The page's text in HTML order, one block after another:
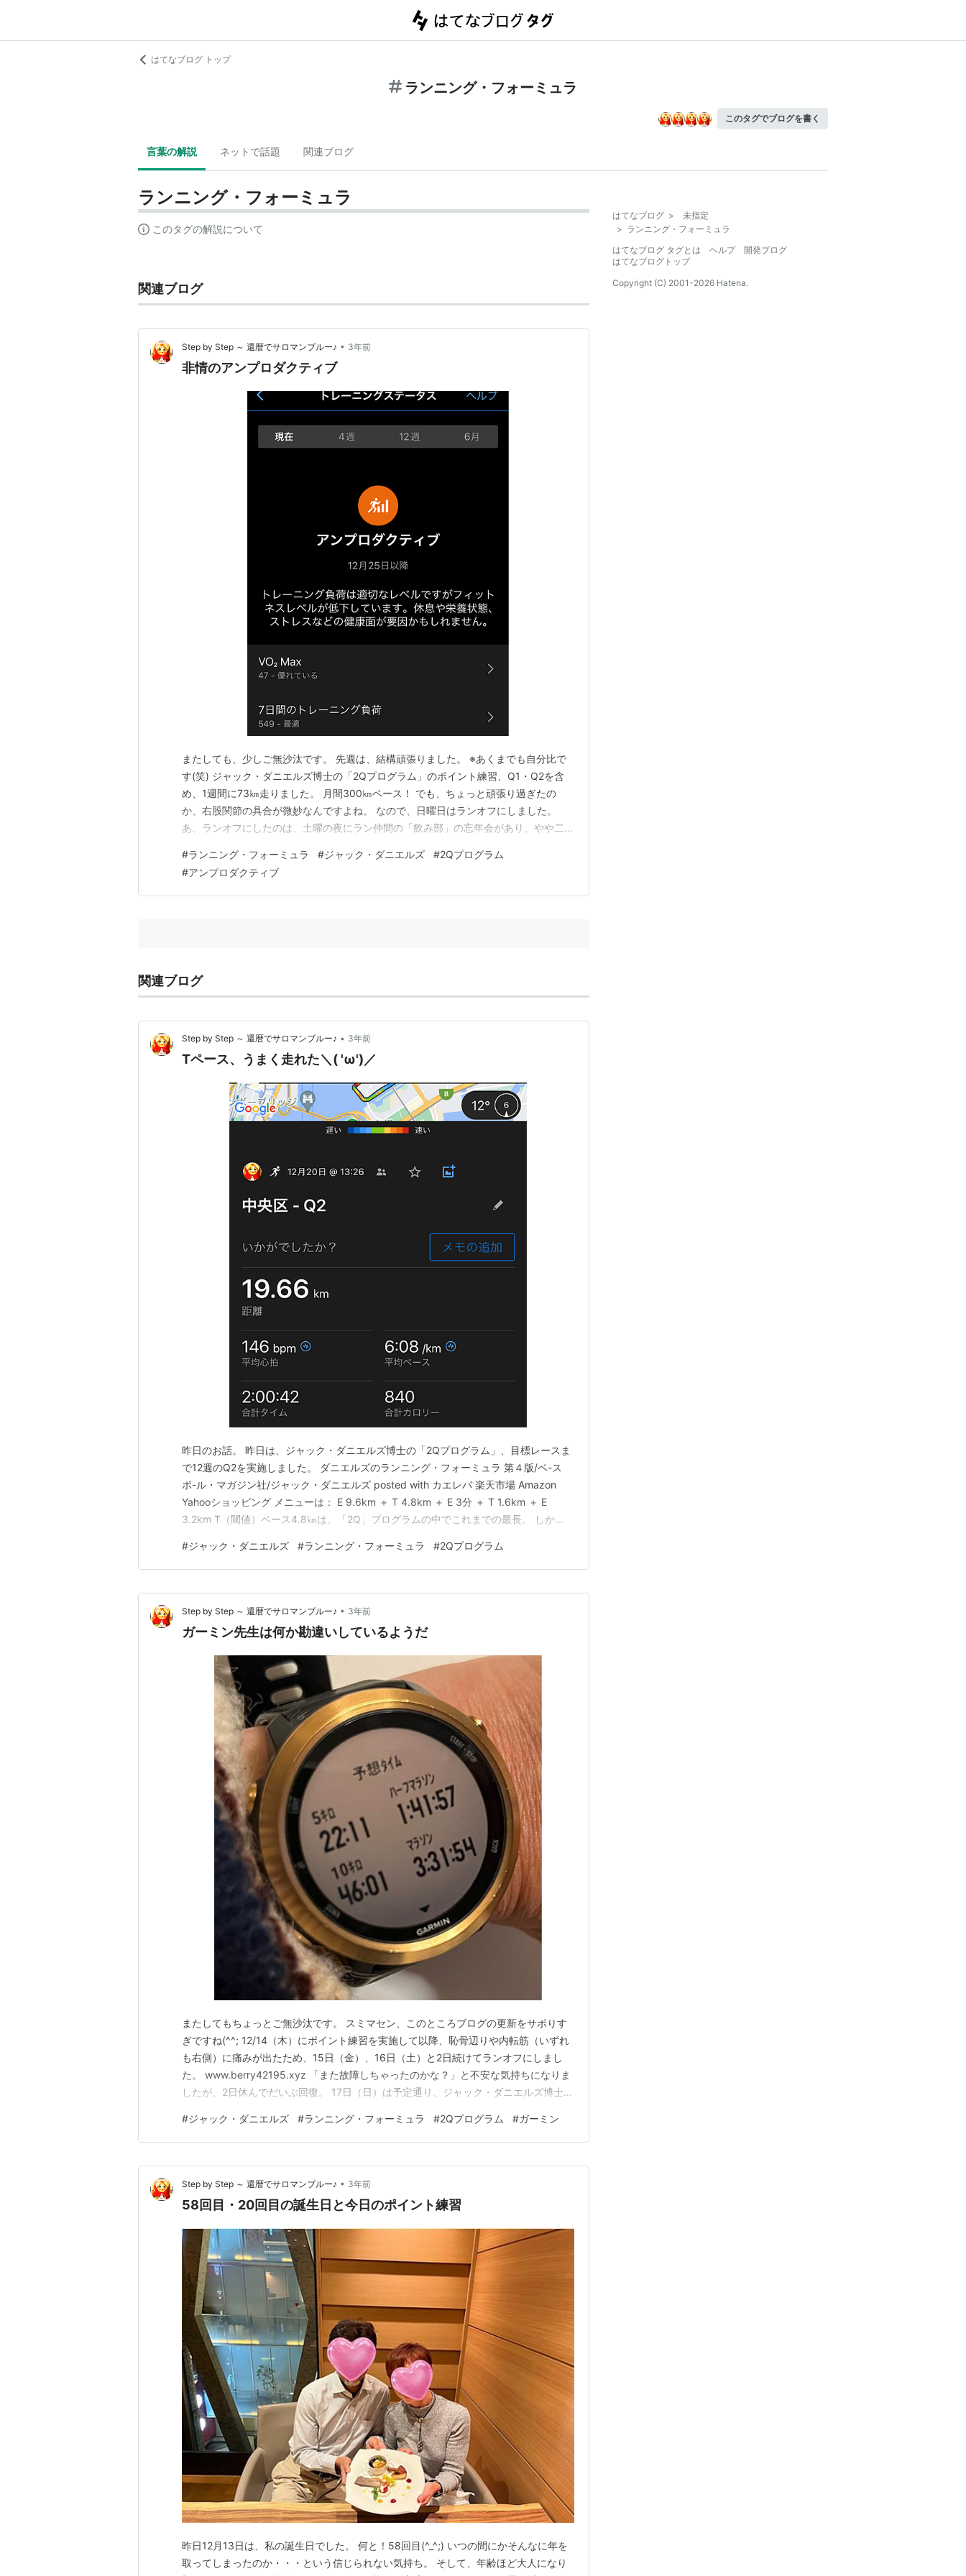
はてなブログ トップ
ランニング・フォーミュラ
このタグでブログを書く
言葉の解説 ネットで話題 関連ブログ
ランニング・フォーミュラ
このタグの解説について
関連ブログ
Step by Step ～ 還暦でサロマンブルー♪ • 3年前
非情のアンプロダクティブ
またしても、少しご無沙汰です。 先週は、結構頑張りました。 ※あくまでも自分比で
す(笑) ジャック・ダニエルズ博士の「2Qプログラム」のポイント練習、Q1・Q2を含
め、1週間に73㎞走りました。 月間300㎞ペース！ でも、ちょっと頑張り過ぎたの
か、右股関節の具合が微妙なんですよね。 なので、日曜日はランオフにしました。
あ、ランオフにしたのは、土曜の夜にラン仲間の「飲み部」の忘年会があり、やや二日
で、昨日は目標レースまで11週のQ1を実施しました。 ダニエルズのランニング・フォ
ーミュラ 第４版/ベ-スボ-ル・…
#ランニング・フォーミュラ #ジャック・ダニエルズ #2Qプログラム
#アンプロダクティブ
関連ブログ
Step by Step ～ 還暦でサロマンブルー♪ • 3年前
Tペース、うまく走れた＼( 'ω')／
昨日のお話。 昨日は、ジャック・ダニエルズ博士の「2Qプログラム」、目標レースま
で12週のQ2を実施しました。 ダニエルズのランニング・フォーミュラ 第４版/ベ-ス
ボ-ル・マガジン社/ジャック・ダニエルズ posted with カエレバ 楽天市場 Amazon
Yahooショッピング メニューは： E 9.6km ＋ T 4.8km ＋ E 3分 ＋ T 1.6km ＋ E
3.2km T（閾値）ペース4.8㎞は、「2Q」プログラムの中でこれまでの最長。 しか
博士によれば： Qトレーニングのうち、太文字で示した部分…
#ジャック・ダニエルズ #ランニング・フォーミュラ #2Qプログラム
Step by Step ～ 還暦でサロマンブルー♪ • 3年前
ガーミン先生は何か勘違いしているようだ
またしてもちょっとご無沙汰です。 スミマセン、このところブログの更新をサボりす
ぎですね(^^; 12/14（木）にポイント練習を実施して以降、恥骨辺りや内転筋（いずれ
も右側）に痛みが出たため、15日（金）、16日（土）と2日続けてランオフにしまし
た。 www.berry42195.xyz 「また故障しちゃったのかな？」と不安な気持ちになりま
したが、2日休んでだいぶ回復。 17日（日）は予定通り、ジャック・ダニエルズ博士の
フォーミュラ 第４版/ベ-スボ-ル・マガジン社/ジャック・ダニエルズ posted with…
#ジャック・ダニエルズ #ランニング・フォーミュラ #2Qプログラム #ガーミン
Step by Step ～ 還暦でサロマンブルー♪ • 3年前
58回目・20回目の誕生日と今日のポイント練習
昨日12月13日は、私の誕生日でした。 何と！58回目(^_^;) いつの間にかそんなに年を
取ってしまったのか・・・という信じられない気持ち。 そして、年齢ほど大人になり
はてなブログ >
未指定
> ランニング・フォーミュラ
はてなブログ タグとは
ヘルプ
開発ブログ
はてなブログトップ
Copyright (C) 2001-2026 Hatena.